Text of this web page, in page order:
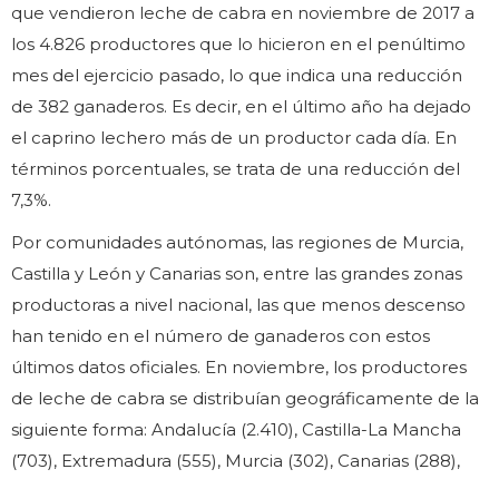
que vendieron leche de cabra en noviembre de 2017 a
los 4.826 productores que lo hicieron en el penúltimo
mes del ejercicio pasado, lo que indica una reducción
de 382 ganaderos. Es decir, en el último año ha dejado
el caprino lechero más de un productor cada día. En
términos porcentuales, se trata de una reducción del
7,3%.
Por comunidades autónomas, las regiones de Murcia,
Castilla y León y Canarias son, entre las grandes zonas
productoras a nivel nacional, las que menos descenso
han tenido en el número de ganaderos con estos
últimos datos oficiales. En noviembre, los productores
de leche de cabra se distribuían geográficamente de la
siguiente forma: Andalucía (2.410), Castilla-La Mancha
(703), Extremadura (555), Murcia (302), Canarias (288),